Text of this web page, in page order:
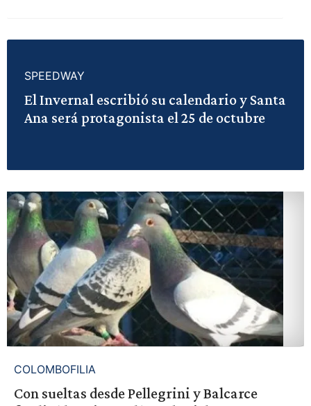
SPEEDWAY
El Invernal escribió su calendario y Santa
Ana será protagonista el 25 de octubre
COLOMBOFILIA
Con sueltas desde Pellegrini y Balcarce